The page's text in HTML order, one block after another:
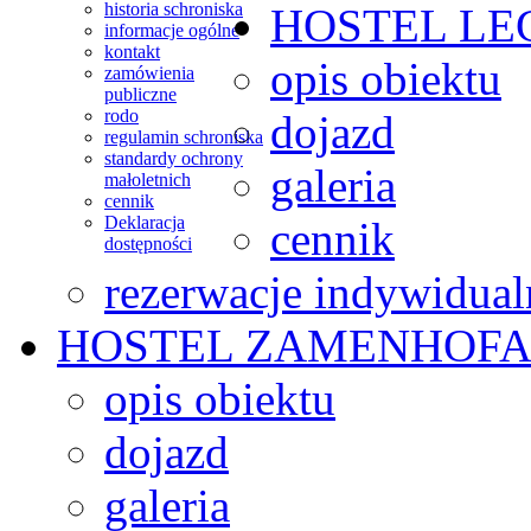
historia schroniska
informacje ogólne
kontakt
zamówienia
publiczne
rodo
regulamin schroniska
standardy ochrony
małoletnich
cennik
Deklaracja
dostępności
HOSTEL
opis obiektu
dojazd
galeria
cennik
rezerwacje
HOSTEL
opis obiektu
dojazd
galeria